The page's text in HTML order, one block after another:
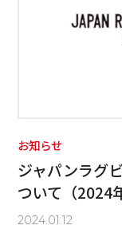
お知らせ
ジャパンラグ
ついて（2024
2024.01.12